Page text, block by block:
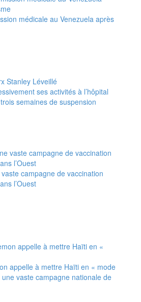
médicale au Venezuela après
ses activités à l’hôpital
semaines de suspension
campagne de vaccination
l’Ouest
appelle à mettre Haïti en « mode
vaste campagne nationale de